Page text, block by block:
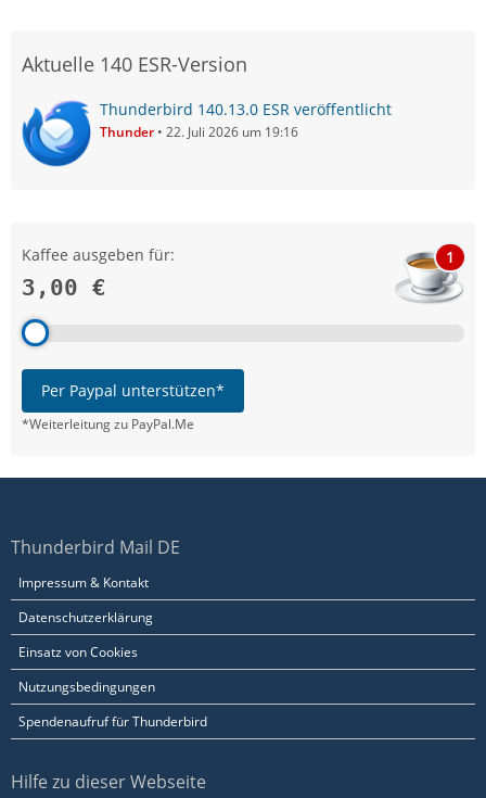
Aktuelle 140 ESR-Version
Thunderbird 140.13.0 ESR veröffentlicht
Thunder 22. Juli 2026 um 19:16
Kaffee ausgeben für:
3,00 €
1
Per Paypal unterstützen*
*Weiterleitung zu PayPal.Me
Thunderbird Mail DE
Impressum & Kontakt
Datenschutzerklärung
Einsatz von Cookies
Nutzungsbedingungen
Spendenaufruf für Thunderbird
Hilfe zu dieser Webseite